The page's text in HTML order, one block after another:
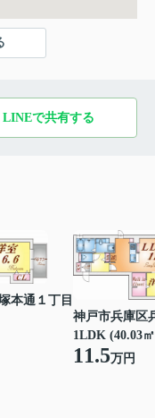
LINEで共有する
本通１丁目
神戸市兵庫区
1LDK (40.03
11.5万円